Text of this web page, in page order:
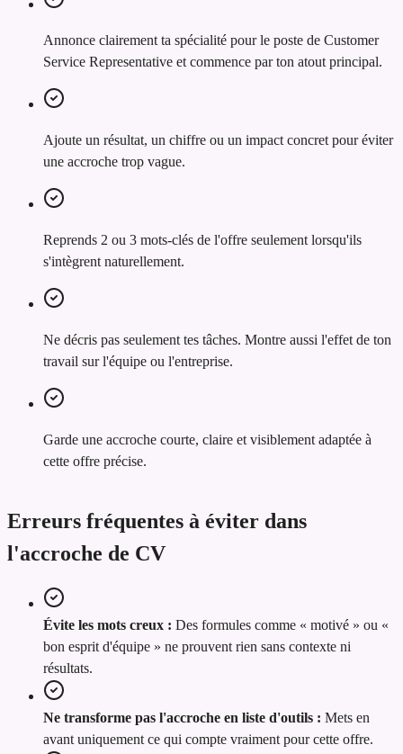
Annonce clairement ta spécialité pour le poste de Customer
Service Representative et commence par ton atout principal.
Ajoute un résultat, un chiffre ou un impact concret pour éviter
une accroche trop vague.
Reprends 2 ou 3 mots-clés de l'offre seulement lorsqu'ils
s'intègrent naturellement.
Ne décris pas seulement tes tâches. Montre aussi l'effet de ton
travail sur l'équipe ou l'entreprise.
Garde une accroche courte, claire et visiblement adaptée à
cette offre précise.
Erreurs fréquentes à éviter dans
l'accroche de CV
Évite les mots creux : Des formules comme « motivé » ou «
bon esprit d'équipe » ne prouvent rien sans contexte ni
résultats.
Ne transforme pas l'accroche en liste d'outils : Mets en
avant uniquement ce qui compte vraiment pour cette offre.